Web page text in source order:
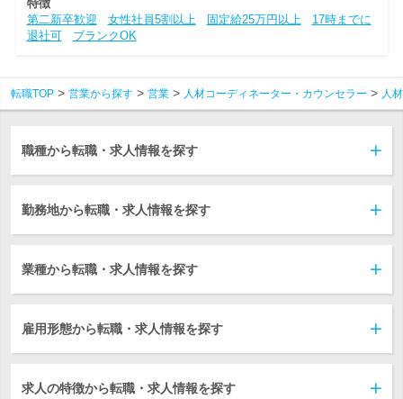
特徴
第二新卒歓迎
女性社員5割以上 固定給25万円以上
17時までに
退社可
ブランクOK
転職TOP 営業から探す 営業 人材コーディネーター・カウンセラー 人
職種から転職・求人情報を探す
勤務地から転職・求人情報を探す
業種から転職・求人情報を探す
雇用形態から転職・求人情報を探す
求人の特徴から転職・求人情報を探す